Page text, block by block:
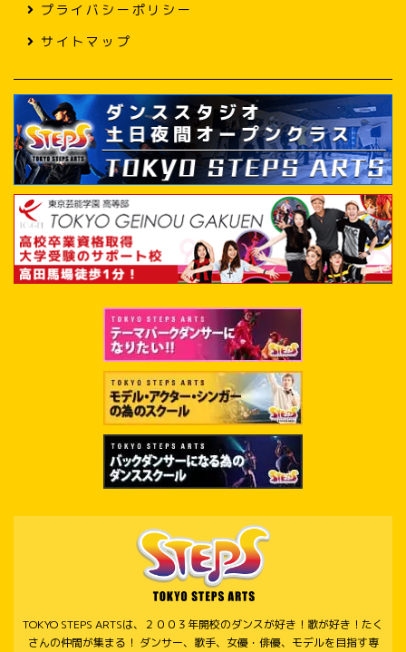
プライバシーポリシー
サイトマップ
TOKYO STEPS ARTSは、２００３年開校のダンスが好き！歌が好き！たく
さんの仲間が集まる！ ダンサー、歌手、女優・俳優、モデルを目指す専